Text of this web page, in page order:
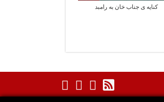
کنایه ی جناب خان به رامبد